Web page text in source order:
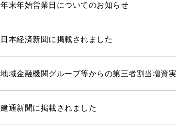
年末年始営業日についてのお知らせ
日本経済新聞に掲載されました
地域金融機関グループ等からの第三者割当増資
建通新聞に掲載されました